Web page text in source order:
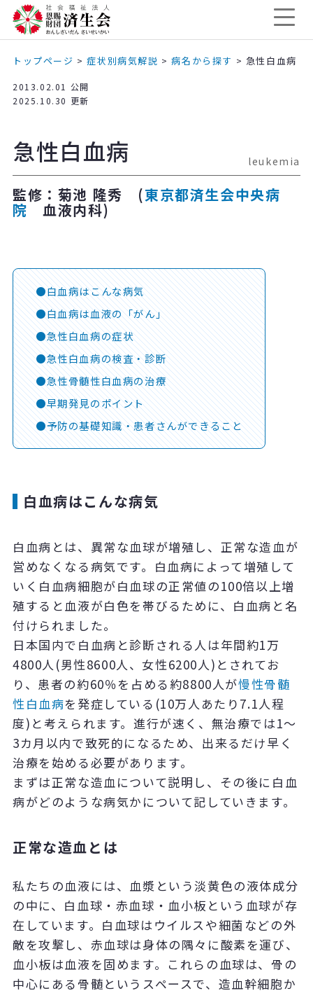
トップページ >症状別病気解説 >病名から探す > 急性白血病
2013.02.01 公開
2025.10.30 更新
急性白血病 leukemia
監修：菊池 隆秀 (東京都済生会中央病
院 血液内科)
白血病はこんな病気
白血病は血液の「がん」
急性白血病の症状
急性白血病の検査・診断
急性骨髄性白血病の治療
早期発見のポイント
予防の基礎知識・患者さんができること
白血病はこんな病気
白血病とは、異常な血球が増殖し、正常な造血が
営めなくなる病気です。白血病によって増殖して
いく白血病細胞が白血球の正常値の100倍以上増
殖すると血液が白色を帯びるために、白血病と名
付けられました。
日本国内で白血病と診断される人は年間約1万
4800人(男性8600人、女性6200人)とされてお
り、患者の約60％を占める約8800人が慢性骨髄
性白血病を発症している(10万人あたり7.1人程
度)と考えられます。進行が速く、無治療では1～
3カ月以内で致死的になるため、出来るだけ早く
治療を始める必要があります。
まずは正常な造血について説明し、その後に白血
病がどのような病気かについて記していきます。
正常な造血とは
私たちの血液には、血漿という淡黄色の液体成分
の中に、白血球・赤血球・血小板という血球が存
在しています。白血球はウイルスや細菌などの外
敵を攻撃し、赤血球は身体の隅々に酸素を運び、
血小板は血液を固めます。これらの血球は、骨の
中心にある骨髄というスペースで、造血幹細胞か